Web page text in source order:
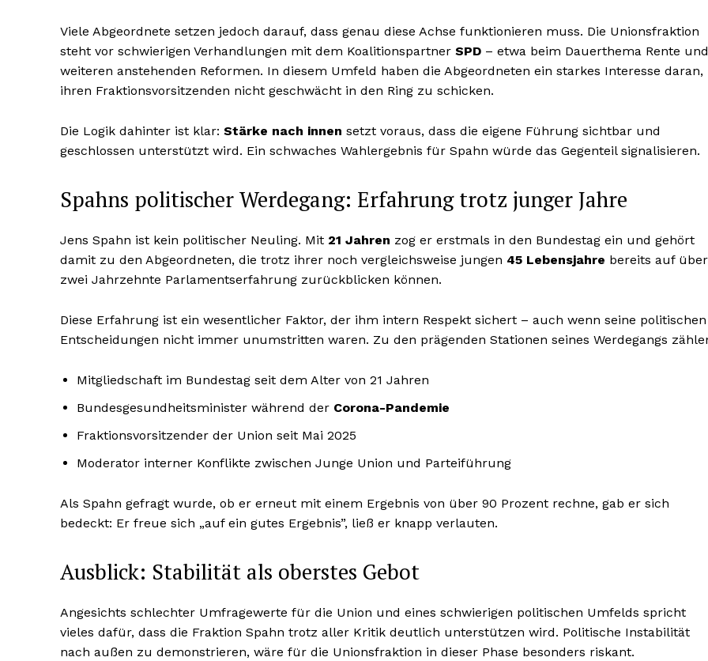
Viele Abgeordnete setzen jedoch darauf, dass genau diese Achse funktionieren muss. Die Unionsfraktion
steht vor schwierigen Verhandlungen mit dem Koalitionspartner SPD – etwa beim Dauerthema Rente und
weiteren anstehenden Reformen. In diesem Umfeld haben die Abgeordneten ein starkes Interesse daran,
ihren Fraktionsvorsitzenden nicht geschwächt in den Ring zu schicken.
Die Logik dahinter ist klar: Stärke nach innen setzt voraus, dass die eigene Führung sichtbar und
geschlossen unterstützt wird. Ein schwaches Wahlergebnis für Spahn würde das Gegenteil signalisieren.
Spahns politischer Werdegang: Erfahrung trotz junger Jahre
Jens Spahn ist kein politischer Neuling. Mit 21 Jahren zog er erstmals in den Bundestag ein und gehört
damit zu den Abgeordneten, die trotz ihrer noch vergleichsweise jungen 45 Lebensjahre bereits auf über
zwei Jahrzehnte Parlamentserfahrung zurückblicken können.
Diese Erfahrung ist ein wesentlicher Faktor, der ihm intern Respekt sichert – auch wenn seine politischen
Entscheidungen nicht immer unumstritten waren. Zu den prägenden Stationen seines Werdegangs
Mitgliedschaft im Bundestag seit dem Alter von 21 Jahren
Bundesgesundheitsminister während der Corona-Pandemie
Fraktionsvorsitzender der Union seit Mai 2025
Moderator interner Konflikte zwischen Junge Union und Parteiführung
Als Spahn gefragt wurde, ob er erneut mit einem Ergebnis von über 90 Prozent rechne, gab er sich
bedeckt: Er freue sich „auf ein gutes Ergebnis”, ließ er knapp verlauten.
Ausblick: Stabilität als oberstes Gebot
Angesichts schlechter Umfragewerte für die Union und eines schwierigen politischen Umfelds spricht
vieles dafür, dass die Fraktion Spahn trotz aller Kritik deutlich unterstützen wird. Politische Instabilität
nach außen zu demonstrieren, wäre für die Unionsfraktion in dieser Phase besonders riskant.